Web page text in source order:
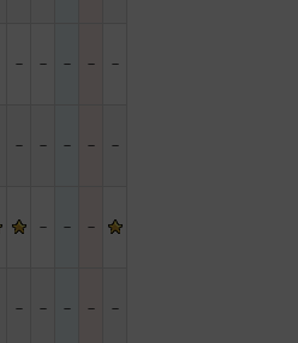
－ － － － －
－ － － － －
－ － －
－ － － － －